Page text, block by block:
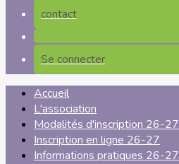
contact
Se connecter
Accueil
L'association
Modalités d'inscription 26-27
Inscription en ligne 26-27
Informations pratiques 26-27